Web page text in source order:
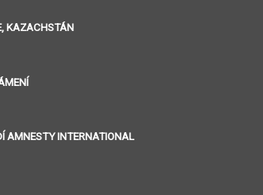
KAZACHSTÁN
AMNESTY INTERNATIONAL